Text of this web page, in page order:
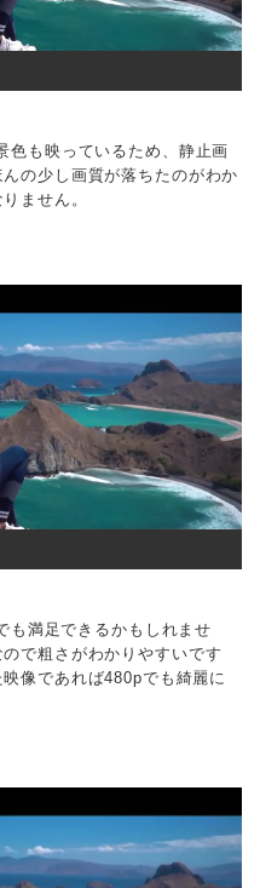
色も映っているため、静止画
の少し画質が落ちたのがわか
ません。
も満足できるかもしれませ
で粗さがわかりやすいです
像であれば480pでも綺麗に